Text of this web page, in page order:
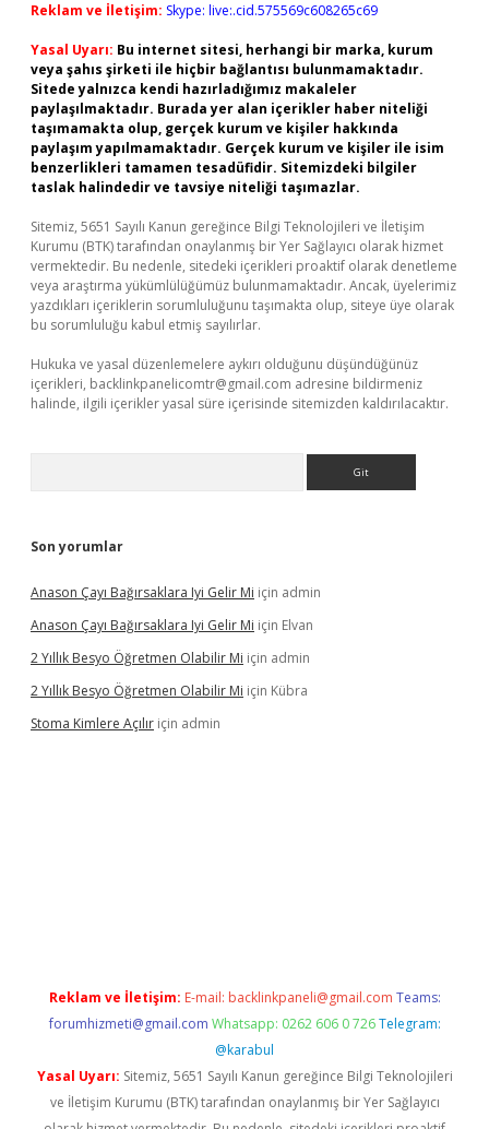
Reklam ve İletişim: Skype: live:.cid.575569c608265c69
Yasal Uyarı: Bu internet sitesi, herhangi bir marka, kurum
veya şahıs şirketi ile hiçbir bağlantısı bulunmamaktadır.
Sitede yalnızca kendi hazırladığımız makaleler
paylaşılmaktadır. Burada yer alan içerikler haber niteliği
taşımamakta olup, gerçek kurum ve kişiler hakkında
paylaşım yapılmamaktadır. Gerçek kurum ve kişiler ile isim
benzerlikleri tamamen tesadüfidir. Sitemizdeki bilgiler
taslak halindedir ve tavsiye niteliği taşımazlar.
Sitemiz, 5651 Sayılı Kanun gereğince Bilgi Teknolojileri ve İletişim
Kurumu (BTK) tarafından onaylanmış bir Yer Sağlayıcı olarak hizmet
vermektedir. Bu nedenle, sitedeki içerikleri proaktif olarak denetleme
veya araştırma yükümlülüğümüz bulunmamaktadır. Ancak, üyelerimiz
yazdıkları içeriklerin sorumluluğunu taşımakta olup, siteye üye olarak
bu sorumluluğu kabul etmiş sayılırlar.
Hukuka ve yasal düzenlemelere aykırı olduğunu düşündüğünüz
içerikleri, backlinkpanelicomtr@gmail.com adresine bildirmeniz
halinde, ilgili içerikler yasal süre içerisinde sitemizden kaldırılacaktır.
Son yorumlar
Anason Çayı Bağırsaklara Iyi Gelir Mi için admin
Anason Çayı Bağırsaklara Iyi Gelir Mi için Elvan
2 Yıllık Besyo Öğretmen Olabilir Mi için admin
2 Yıllık Besyo Öğretmen Olabilir Mi için Kübra
Stoma Kimlere Açılır için admin
Reklam ve İletişim: E-mail: backlinkpaneli@gmail.com Teams:
forumhizmeti@gmail.com Whatsapp: 0262 606 0 726 Telegram:
@karabul
Yasal Uyarı: Sitemiz, 5651 Sayılı Kanun gereğince Bilgi Teknolojileri
ve İletişim Kurumu (BTK) tarafından onaylanmış bir Yer Sağlayıcı